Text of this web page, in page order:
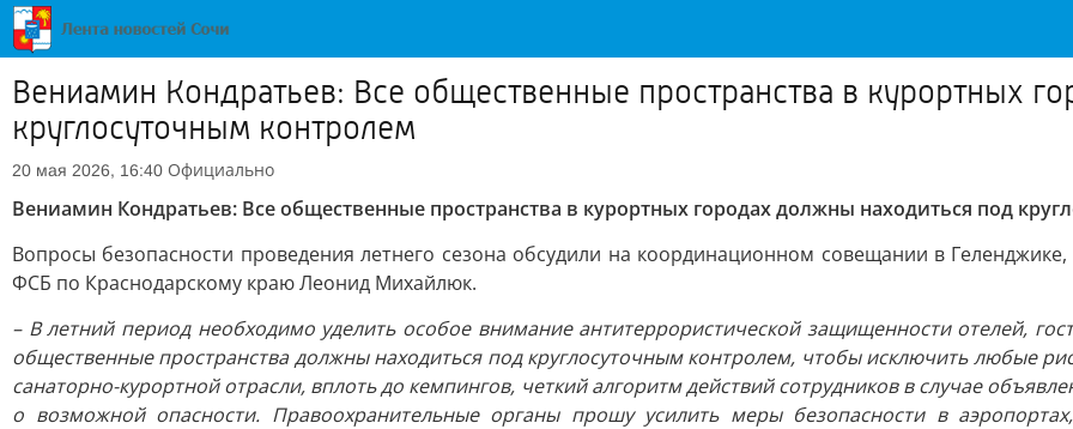
Вениамин Кондратьев: Все общественные пространства в курортных
круглосуточным контролем
20 мая 2026, 16:40 Официально
Вениамин Кондратьев: Все общественные пространства в курортных городах должны находиться под
Вопросы безопасности проведения летнего сезона обсудили на координационном совещании в
ФСБ по Краснодарскому краю Леонид Михайлюк.
– В летний период необходимо уделить особое внимание антитеррористической защищенности отелей,
общественные пространства должны находиться под круглосуточным контролем, чтобы исключить любые
санаторно-курортной отрасли, вплоть до кемпингов, четкий алгоритм действий сотрудников в случае
о возможной опасности. Правоохранительные органы прошу усилить меры безопасности в